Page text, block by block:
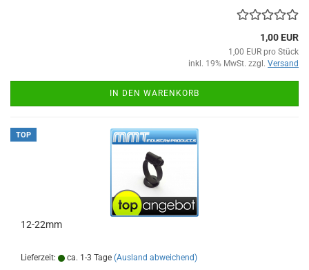
1,00 EUR
1,00 EUR pro Stück
inkl. 19% MwSt. zzgl. Versand
IN DEN WARENKORB
TOP
12-22mm
Lieferzeit: ca. 1-3 Tage (Ausland abweichend)